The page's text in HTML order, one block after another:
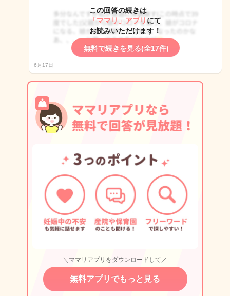
この回答の続きは
「ママリ」アプリ にて
お読みいただけます！
無料で続きを見る(全17件)
6月17日
＼ママリアプリをダウンロードして／
無料アプリでもっと見る